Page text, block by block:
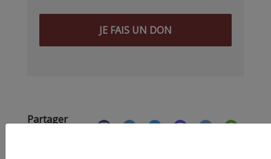
JE FAIS UN DON
Partager